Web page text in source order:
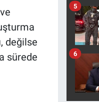
değilse
sürede
5
6